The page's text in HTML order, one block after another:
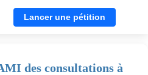
Lancer une pétition
des consultations à